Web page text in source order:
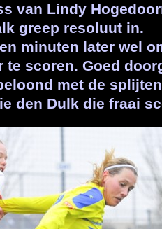
van Lindy
greep resoluut in.
minuten later wel
scoren. Goed
met de
den Dulk die fraai